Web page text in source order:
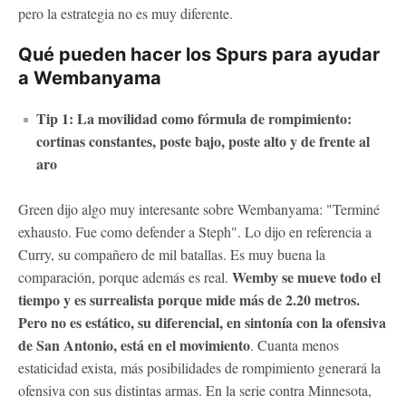
pero la estrategia no es muy diferente.
Qué pueden hacer los Spurs para ayudar
a Wembanyama
Tip 1: La movilidad como fórmula de rompimiento:
cortinas constantes, poste bajo, poste alto y de frente al
aro
Green dijo algo muy interesante sobre Wembanyama: "Terminé
exhausto. Fue como defender a Steph". Lo dijo en referencia a
Curry, su compañero de mil batallas. Es muy buena la
comparación, porque además es real. Wemby se mueve todo el
tiempo y es surrealista porque mide más de 2.20 metros.
Pero no es estático, su diferencial, en sintonía con la ofensiva
de San Antonio, está en el movimiento. Cuanta menos
estaticidad exista, más posibilidades de rompimiento generará la
ofensiva con sus distintas armas. En la serie contra Minnesota,